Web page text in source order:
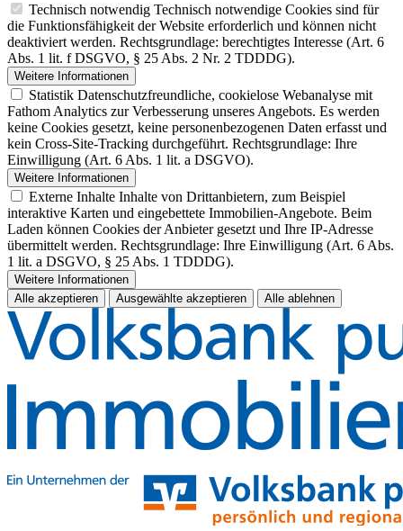
Technisch notwendig Technisch notwendige Cookies sind für
die Funktionsfähigkeit der Website erforderlich und können nicht
deaktiviert werden. Rechtsgrundlage: berechtigtes Interesse (Art. 6
Abs. 1 lit. f DSGVO, § 25 Abs. 2 Nr. 2 TDDDG).
Weitere Informationen
Statistik Datenschutzfreundliche, cookielose Webanalyse mit
Fathom Analytics zur Verbesserung unseres Angebots. Es werden
keine Cookies gesetzt, keine personenbezogenen Daten erfasst und
kein Cross-Site-Tracking durchgeführt. Rechtsgrundlage: Ihre
Einwilligung (Art. 6 Abs. 1 lit. a DSGVO).
Weitere Informationen
Externe Inhalte Inhalte von Drittanbietern, zum Beispiel
interaktive Karten und eingebettete Immobilien-Angebote. Beim
Laden können Cookies der Anbieter gesetzt und Ihre IP-Adresse
übermittelt werden. Rechtsgrundlage: Ihre Einwilligung (Art. 6 Abs.
1 lit. a DSGVO, § 25 Abs. 1 TDDDG).
Weitere Informationen
Alle akzeptieren
Ausgewählte akzeptieren Alle ablehnen